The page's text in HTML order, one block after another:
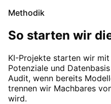
Methodik
So starten wir
KI-Projekte starten wir
Potenziale und
Audit, wenn bereits
trennen wir Machbares
wird.